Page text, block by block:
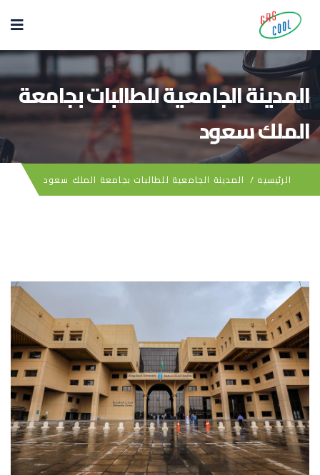
المدينة الجامعية للطالبات بجامعة
الملك سعود
الرئيسيه / المدينة الجامعية للطالبات بجامعة الملك سعود